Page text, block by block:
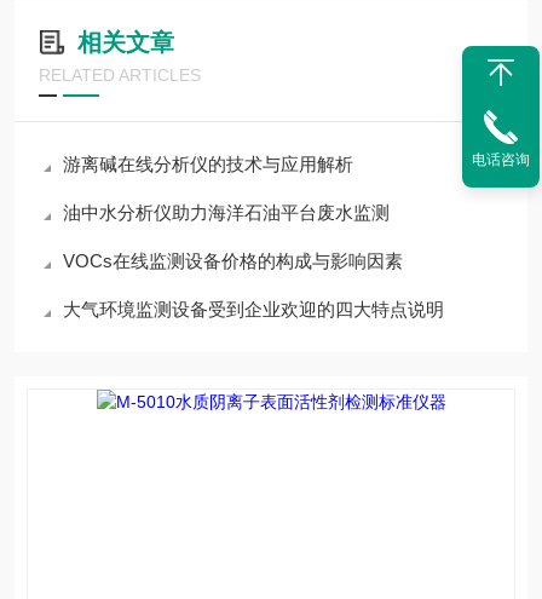
相关文章
RELATED ARTICLES
游离碱在线分析仪的技术与应用解析
油中水分析仪助力海洋石油平台废水监测
VOCs在线监测设备价格的构成与影响因素
大气环境监测设备受到企业欢迎的四大特点说明
电话咨询